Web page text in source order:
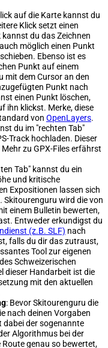
auf die Karte kannst du
Klick setzt einen
du das Zeichnen
möglich einen Punkt
Ebenso ist es
Punkt auf einem
mit dem Cursor an den
Punkt nach
einen Punkt löschen,
ihn klickst. Merke, diese
von OpenLayers.
du im "rechten Tab"
Track hochladen. Dieser
zu GPX-Files erfährst
Tab" kannst du ein
und kritische
Expositionen lassen sich
Skitourenguru wird die von
einem Bulletin bewerten,
Entweder erkundigst du
(z.B. SLF) nach
falls du dir das zutraust,
Tool zur eigenen
des Schweizerischen
dieser Handarbeit ist die
mit den aktuellen
: Bevor Skitourenguru die
nach deinen Vorgaben
dabei der sogenannte
Algorithmus bei der
genau so bewertet,